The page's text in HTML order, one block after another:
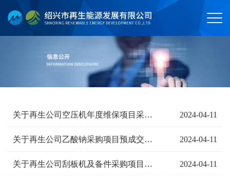
关于再生公司空压机年度维保项目采购预成交公告 2024-04-11
关于再生公司乙酸钠采购项目预成交公告 2024-04-11
关于再生公司刮板机及备件采购项目预成交公告 2024-04-11